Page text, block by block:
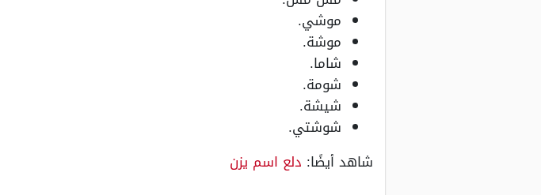
موشي.
موشة.
شاما.
شومة.
شيشة.
شوشتي.
شاهد أيضًا: دلع اسم يزن